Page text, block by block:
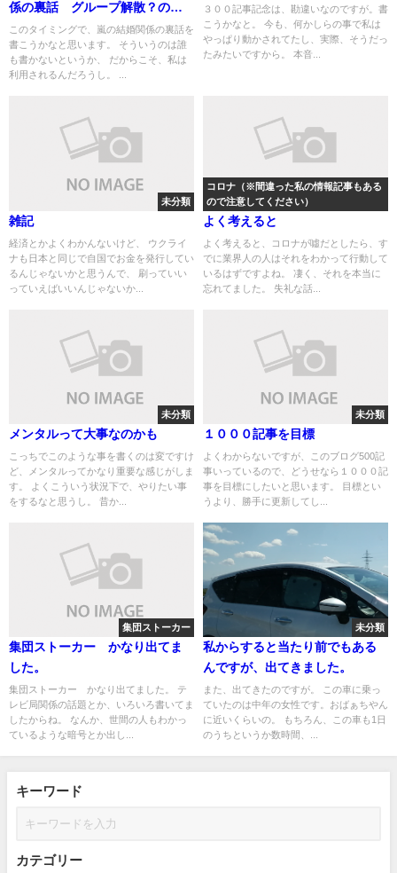
係の裏話 グループ解散？の裏
話
このタイミングで、嵐の結婚関係の裏話を
書こうかなと思います。 そういうのは誰
も書かないというか、 だからこそ、私は
利用されるんだろうし。 ...
３００記事記念は、勘違いなのですが。書
こうかなと。 今も、何かしらの事で私は
やっぱり動かされてたし、実際、そうだっ
たみたいですから。 本音...
未分類
雑記
経済とかよくわかんないけど、 ウクライ
ナも日本と同じで自国でお金を発行してい
るんじゃないかと思うんで、 刷っていい
っていえばいいんじゃないか...
コロナ（※間違った私の情報記事もある
ので注意してください）
よく考えると
よく考えると、コロナが噓だとしたら、す
でに業界人の人はそれをわかって行動して
いるはずですよね。 凄く、それを本当に
忘れてました。 失礼な話...
未分類
メンタルって大事なのかも
こっちでこのような事を書くのは変ですけ
ど、メンタルってかなり重要な感じがしま
す。 よくこういう状況下で、やりたい事
をするなと思うし。 昔か...
未分類
１０００記事を目標
よくわからないですが、このブログ500記
事いっているので、どうせなら１０００記
事を目標にしたいと思います。 目標とい
うより、勝手に更新してし...
集団ストーカー
集団ストーカー かなり出てま
した。
集団ストーカー かなり出てました。 テ
レビ局関係の話題とか、いろいろ書いてま
したからね。 なんか、世間の人もわかっ
ているような暗号とか出し...
未分類
私からすると当たり前でもある
んですが、出てきました。
また、出てきたのですが。 この車に乗っ
ていたのは中年の女性です。おばぁちやん
に近いくらいの。 もちろん、この車も1日
のうちというか数時間、...
キーワード
カテゴリー